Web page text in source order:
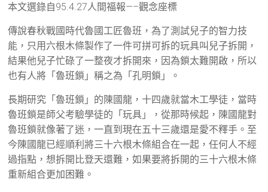
本文選錄自95.4.27人間福報—–觀念座標
傳說春秋戰國時代魯國工匠魯班，為了測試兒子的智力技
能，只用六根木條製作了一件可拼可拆的玩具叫兒子拆開，
結果他兒子忙碌了一整夜才拆開來，因為鎖太難開啟，所以
也有人將「魯班鎖」稱之為「孔明鎖」。
長期研究「魯班鎖」的陳國龍，十四歲就當木工學徒，當時
魯班鎖是師父考驗學徒的「玩具」，從那時候起，陳國龍對
魯班鎖就像著了迷，一直到現在五十三歲還是愛不釋手。至
今陳國龍已經順利將三十六根木條組合在一起，任何人不經
過指點，想拆開比登天還難，如果要將拆開的三十六根木條
重新組合更加困難。